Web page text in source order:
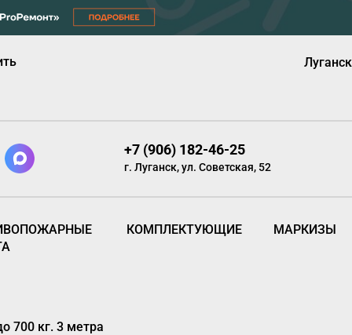
Луганск
+7 (906) 182-46-25
г. Луганск, ул. Советская, 52
КОМПЛЕКТУЮЩИЕ МАРКИЗЫ
700 кг. 3 метра